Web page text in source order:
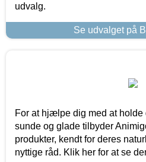
udvalg.
Se udvalget på
For at hjælpe dig med at
sunde og glade tilbyder
produkter, kendt for deres
nyttige råd. Klik her for at se